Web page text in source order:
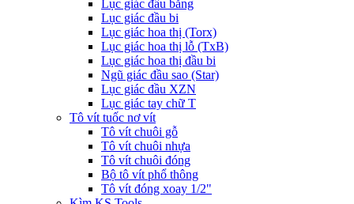
Lục giác đầu bằng
Lục giác đầu bi
Lục giác hoa thị (Torx)
Lục giác hoa thị lỗ (TxB)
Lục giác hoa thị đầu bi
Ngũ giác đầu sao (Star)
Lục giác đầu XZN
Lục giác tay chữ T
Tô vít tuốc nơ vít
Tô vít chuôi gỗ
Tô vít chuôi nhựa
Tô vít chuôi đóng
Bộ tô vít phổ thông
Tô vít đóng xoay 1/2"